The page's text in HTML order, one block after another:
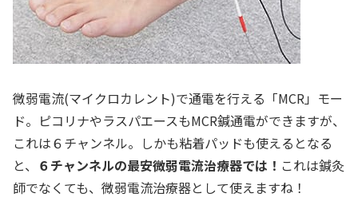
微弱電流(マイクロカレント)で通電を行える「MCR」モー
ド。ピコリナやラスパエースもMCR鍼通電ができますが、
これは６チャンネル。しかも粘着パッドも使えるとなる
と、 ６チャンネルの最安微弱電流治療器では！ これは鍼灸
師でなくても、微弱電流治療器として使えますね！